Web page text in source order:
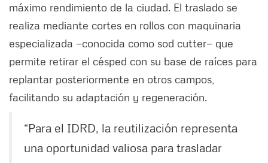
máximo rendimiento de la ciudad. El traslado se
realiza mediante cortes en rollos con maquinaria
especializada —conocida como sod cutter— que
permite retirar el césped con su base de raíces para
replantar posteriormente en otros campos,
facilitando su adaptación y regeneración.
“Para el IDRD, la reutilización representa
una oportunidad valiosa para trasladar